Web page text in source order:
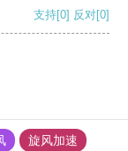
支持[0] 反对[0]
旋风加速